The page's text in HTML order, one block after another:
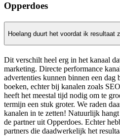
Opperdoes
Hoelang duurt het voordat ik resultaat
Dit verschilt heel erg in het kanaal
marketing. Directe performance
advertenties kunnen binnen een
boeken, echter bij kanalen zoals
heeft het meestal tijd nodig om te
termijn een stuk groter. We raden
kanalen in te zetten! Natuurlijk
de partner uit Opperdoes. Echter
partners die daadwerkelijk het